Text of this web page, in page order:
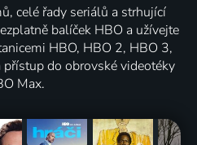
celé řady seriálů a strhující
balíček HBO a užívejte
HBO, HBO 2, HBO 3,
do obrovské videotéky
Max.